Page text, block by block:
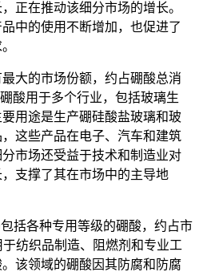
正在推动该细分市场的增长。
中的使用不断增加，也促进了
大的市场份额，约占硼酸总消
酸用于多个行业，包括玻璃生
用途是生产硼硅酸盐玻璃和玻
这些产品在电子、汽车和建筑
市场还受益于技术和制造业对
支撑了其在市场中的主导地
括各种专用等级的硼酸，约占市
纺织品制造、阻燃剂和专业工
该领域的硼酸因其防腐和防腐